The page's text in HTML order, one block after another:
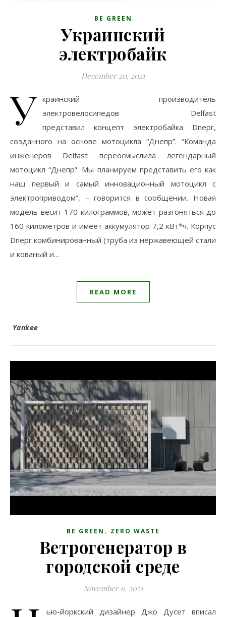
BE GREEN
Украинский
электробайк
December 20, 2021
У краинский производитель
электровелосипедов Delfast
представил концепт электробайка Dnepr,
созданного на основе мотоцикла “Днепр”. “Команда
инженеров Delfast переосмыслила легендарный
мотоцикл “Днепр”. Мы планируем представить его как
наш первый и самый инновационный мотоцикл с
электроприводом”, – говорится в сообщении. Новая
модель весит 170 килограммов, может разгоняться до
160 километров и имеет аккумулятор 7,2 кВт*ч. Корпус
Dnepr комбинированный (труба из нержавеющей стали
и кованый и…
READ MORE
Yankee
BE GREEN , ZERO WASTE
Ветрогенератор в
городской среде
November 6, 2021
ью-йоркский дизайнер Джо Дусет вписал